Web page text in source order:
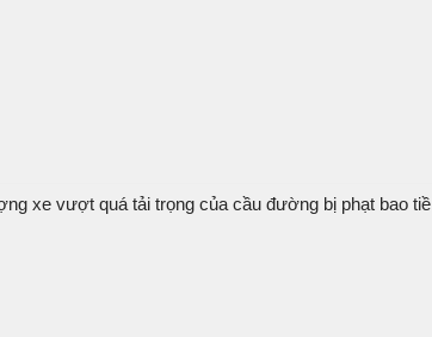
xe vượt quá tải trọng của cầu đường bị phạt bao